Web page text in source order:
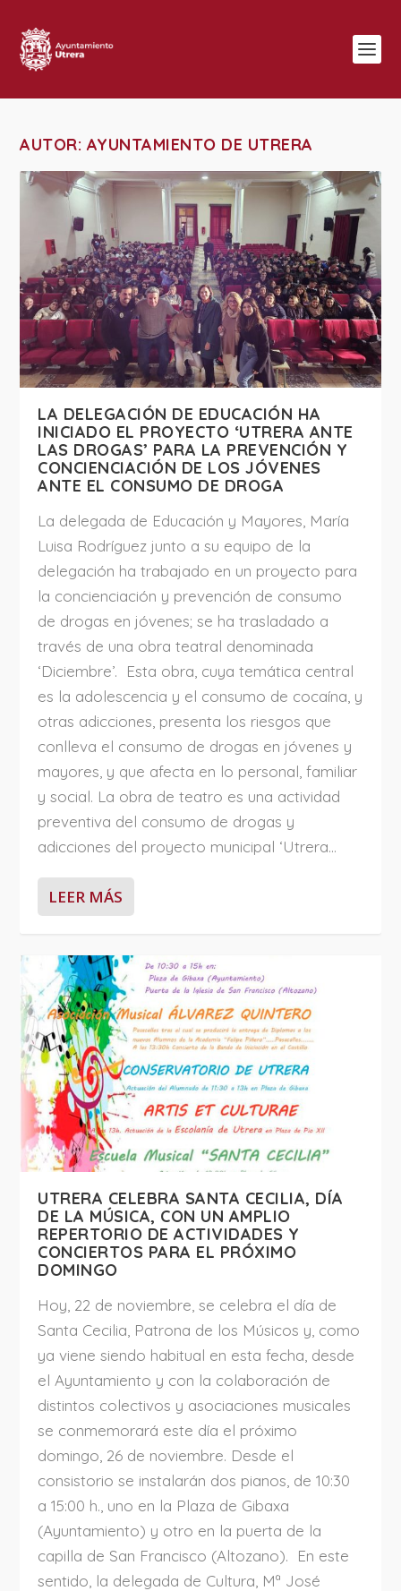
AUTOR: AYUNTAMIENTO DE UTRERA
LA DELEGACIÓN DE EDUCACIÓN HA
INICIADO EL PROYECTO ‘UTRERA ANTE
LAS DROGAS’ PARA LA PREVENCIÓN Y
CONCIENCIACIÓN DE LOS JÓVENES
ANTE EL CONSUMO DE DROGA
La delegada de Educación y Mayores, María
Luisa Rodríguez junto a su equipo de la
delegación ha trabajado en un proyecto para
la concienciación y prevención de consumo
de drogas en jóvenes; se ha trasladado a
través de una obra teatral denominada
‘Diciembre’. Esta obra, cuya temática central
es la adolescencia y el consumo de cocaína, y
otras adicciones, presenta los riesgos que
conlleva el consumo de drogas en jóvenes y
mayores, y que afecta en lo personal, familiar
y social. La obra de teatro es una actividad
preventiva del consumo de drogas y
adicciones del proyecto municipal ‘Utrera...
LEER MÁS
UTRERA CELEBRA SANTA CECILIA, DÍA
DE LA MÚSICA, CON UN AMPLIO
REPERTORIO DE ACTIVIDADES Y
CONCIERTOS PARA EL PRÓXIMO
DOMINGO
Hoy, 22 de noviembre, se celebra el día de
Santa Cecilia, Patrona de los Músicos y, como
ya viene siendo habitual en esta fecha, desde
el Ayuntamiento y con la colaboración de
distintos colectivos y asociaciones musicales
se conmemorará este día el próximo
domingo, 26 de noviembre. Desde el
consistorio se instalarán dos pianos, de 10:30
a 15:00 h., uno en la Plaza de Gibaxa
(Ayuntamiento) y otro en la puerta de la
capilla de San Francisco (Altozano). En este
sentido, la delegada de Cultura, Mª José